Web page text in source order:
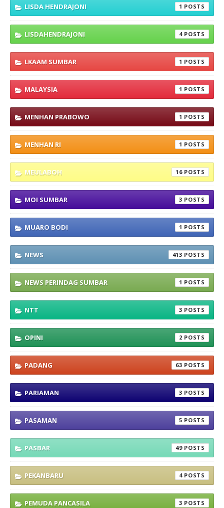
LISDA HENDRAJONI 1
LISDAHENDRAJONI 4
LKAAM SUMBAR 1
MALAYSIA 1
MENHAN PRABOWO 1
MENHAN RI 1
MEULABOH 16
MOI SUMBAR 3
MUARO BODI 1
NEWS 413
NEWS PERINDAG SUMBAR 1
NTT 3
OPINI 2
PADANG 63
PARIAMAN 3
PASAMAN 5
PASBAR 49
PEKANBARU 4
PEMUDA PANCASILA 3